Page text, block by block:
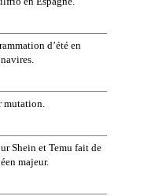
d’été en
mutation.
Shein et Temu fait de
majeur.